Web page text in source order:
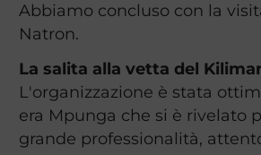
Abbiamo concluso con la
Natron.
La salita alla vetta del
L'organizzazione è stata
era Mpunga che si è rivelato
grande professionalità,